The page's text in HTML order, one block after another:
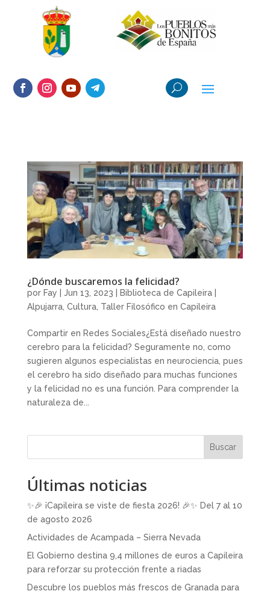
¿Dónde buscaremos la felicidad?
por Fay Jun 13, 2023
Biblioteca de Capileira |
Alpujarra, Cultura, Taller Filosófico en Capileira
Compartir en Redes Sociales¿Está diseñado nuestro
cerebro para la felicidad? Seguramente no, como
sugieren algunos especialistas en neurociencia, pues
el cerebro ha sido diseñado para muchas funciones
y la felicidad no es una función. Para comprender la
naturaleza de...
Buscar
Últimas noticias
✨🎉 ¡Capileira se viste de fiesta 2026! 🎉✨ Del 7 al 10
de agosto 2026
Actividades de Acampada – Sierra Nevada
El Gobierno destina 9,4 millones de euros a Capileira
para reforzar su protección frente a riadas
Descubre los pueblos más frescos de Granada para